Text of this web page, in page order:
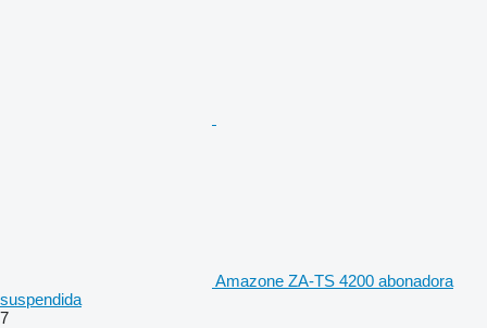
Amazone ZA-TS 4200 abonadora
suspendida
7